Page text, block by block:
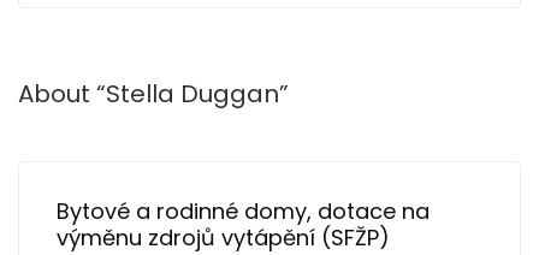
About “Stella Duggan”
Bytové a rodinné domy, dotace na
výměnu zdrojů vytápění (SFŽP)